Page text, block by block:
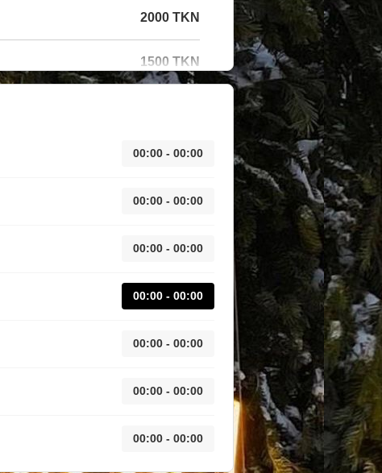
2000 TKN
1500 TKN
00:00 - 00:00
00:00 - 00:00
00:00 - 00:00
00:00 - 00:00
00:00 - 00:00
00:00 - 00:00
00:00 - 00:00